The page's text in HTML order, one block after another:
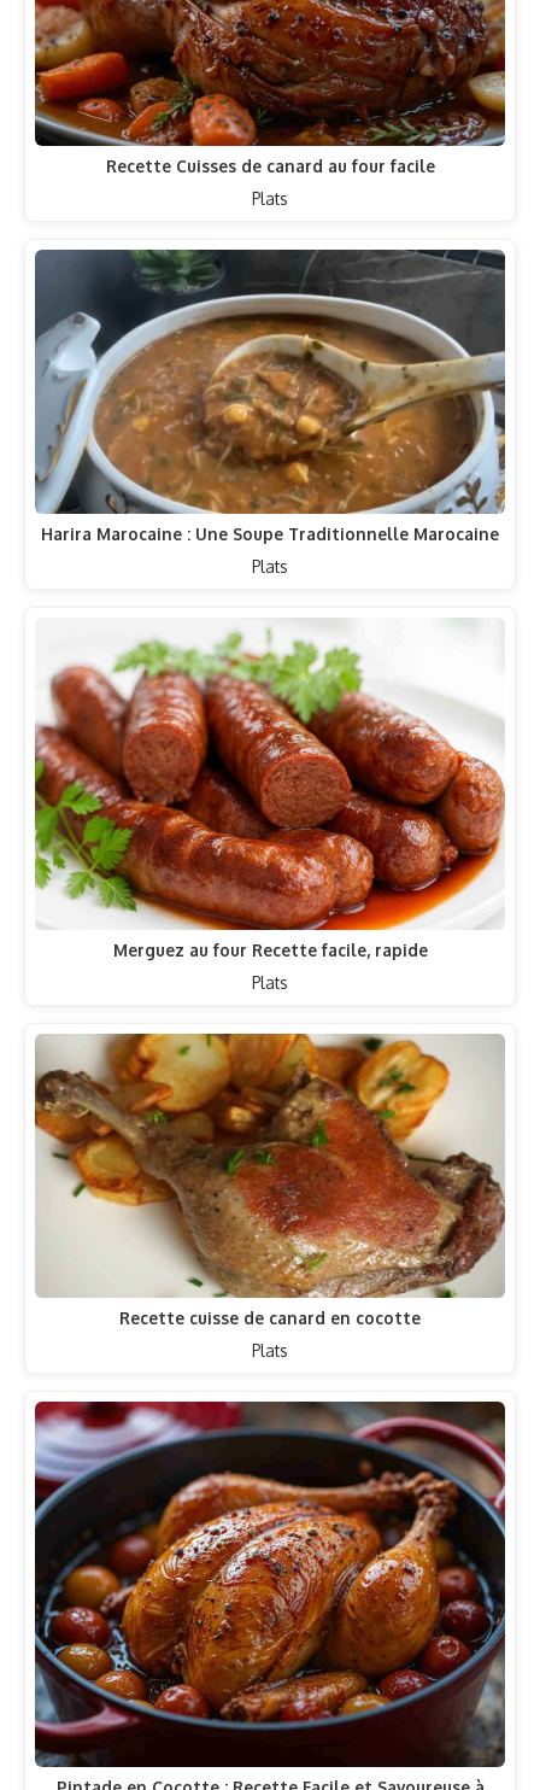
Recette Cuisses de canard au four facile
Plats
Harira Marocaine : Une Soupe Traditionnelle Marocaine
Plats
Merguez au four Recette facile, rapide
Plats
Recette cuisse de canard en cocotte
Plats